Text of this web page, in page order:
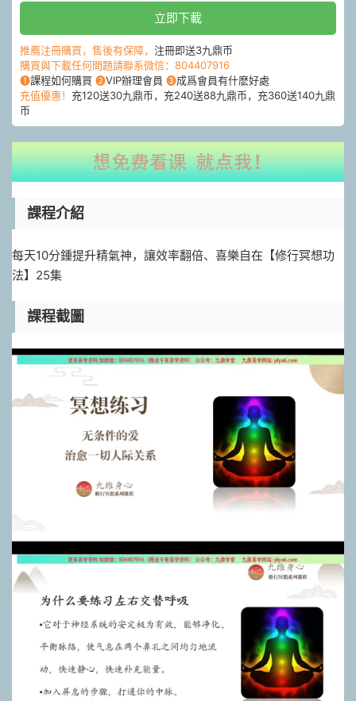
立即下載
推薦注冊購買，售後有保障， 注冊即送3九鼎币
購買與下載任何問題請聯系微信：804407916
❶課程如何購買 ❷VIP辦理會員 ❸成爲會員有什麽好處
充值優惠！ 充120送30九鼎币，充240送88九鼎币，充360送140九鼎
币
課程介紹
每天10分鍾提升精氣神，讓效率翻倍、喜樂自在【修行冥想功
法】25集
課程截圖